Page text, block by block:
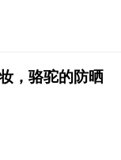
，骆驼的防晒